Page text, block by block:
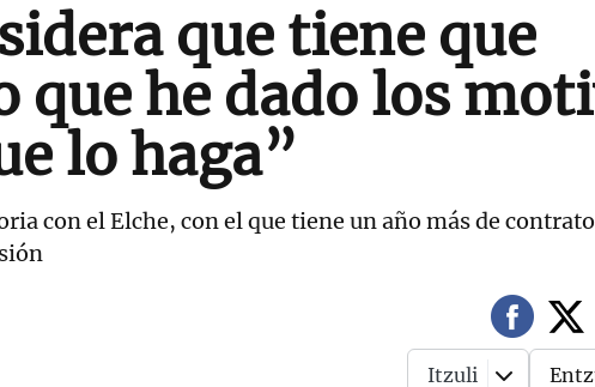
que tiene que
que he dado los
lo haga”
con el Elche, con el que tiene un año más de
Itzuli